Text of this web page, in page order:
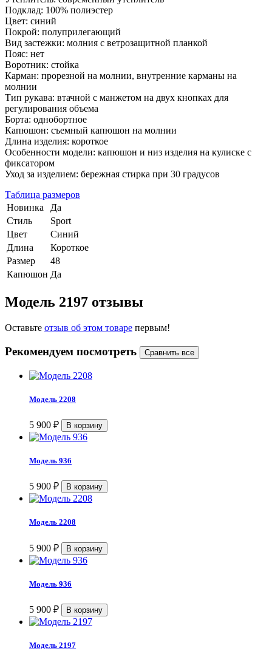
Подклад: 100% полиэстер
Цвет: синий
Покрой: полуприлегающий
Вид застежки: молния с ветрозащитной планкой
Пояс: нет
Воротник: стойка
Карман: прорезной на молнии, внутренние карманы на
молнии
Тип рукава: втачной с манжетом на двух кнопках для
регулирования объема
Борта: однобортное
Капюшон: съемный капюшон на молнии
Длина изделия: короткое
Особенности модели: капюшон и низ изделия на кулиске с
фиксатором
Уход за изделием: бережная стирка при 30 градусов
Таблица размеров
Новинка
Да
Стиль
Sport
Цвет
Синий
Длина
Короткое
Размер
48
Капюшон Да
Модель 2197 отзывы
Оставьте отзыв об этом товаре первым!
Рекомендуем посмотреть
Модель 2208
5 900 ₽
Модель 936
5 900 ₽
Модель 2208
5 900 ₽
Модель 936
5 900 ₽
Модель 2197